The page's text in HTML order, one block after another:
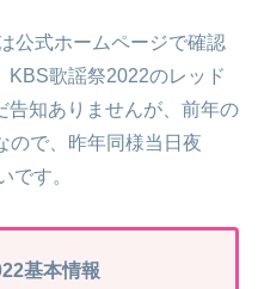
公式ホームページで確認
KBS歌謡祭2022のレッド
告知ありませんが、前年の
ので、昨年同様当日夜
です。
基本情報